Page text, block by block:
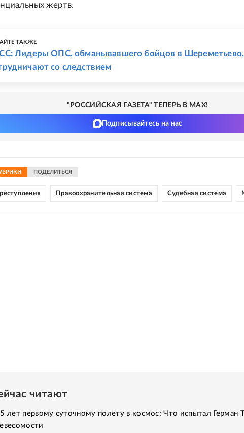
жертв.
ТАКЖЕ
Лидеры ОПС, обманывавшего бойцов в Шереметьево,
со следствием
"РОССИЙСКАЯ ГАЗЕТА" ТЕПЕРЬ В MAX!
Подписывайтесь на нас
ПОДЕЛИТЬСЯ
Правоохранительная система Судебная система
читают
лет первому суточному полету в космос: Что испытал Герман